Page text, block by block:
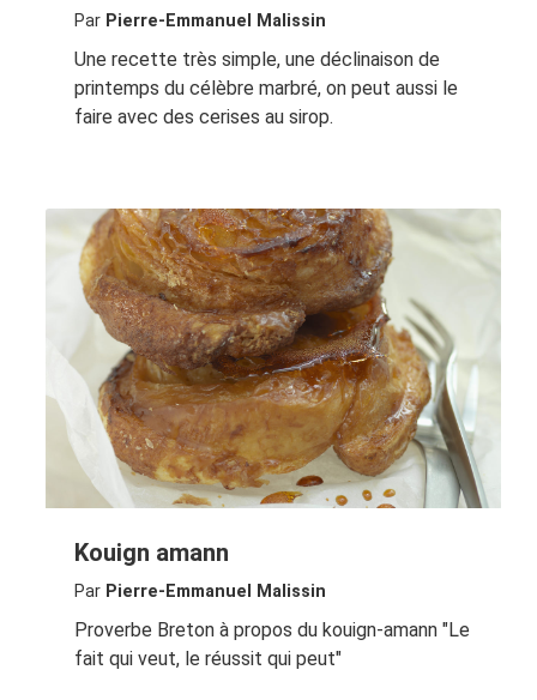
Par Pierre-Emmanuel Malissin
Une recette très simple, une déclinaison de
printemps du célèbre marbré, on peut aussi le
faire avec des cerises au sirop.
Kouign amann
Par Pierre-Emmanuel Malissin
Proverbe Breton à propos du kouign-amann "Le
fait qui veut, le réussit qui peut"